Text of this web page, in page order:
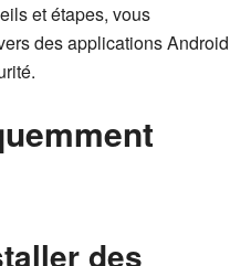
et étapes, vous
des applications Android
des